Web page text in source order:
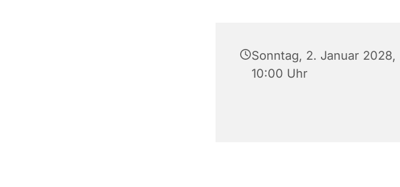
Sonntag, 2. Januar 2028,
10:00 Uhr